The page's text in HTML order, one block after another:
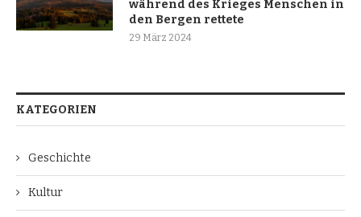
während des Krieges Menschen in
den Bergen rettete
29 März 2024
KATEGORIEN
Geschichte
Kultur